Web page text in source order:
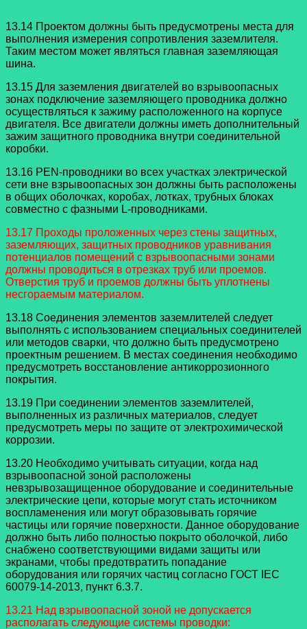
13.14 Проектом должны быть предусмотрены места для
выполнения измерения сопротивления заземлителя.
Таким местом может являться главная заземляющая
шина.
13.15 Для заземления двигателей во взрывоопасных
зонах подключение заземляющего проводника должно
осуществляться к зажиму расположенного на корпусе
двигателя. Все двигатели должны иметь дополнительный
зажим защитного проводника внутри соединительной
коробки.
13.16 PEN-проводники во всех участках электрической
сети вне взрывоопасных зон должны быть расположены
в общих оболочках, коробах, лотках, трубных блоках
совместно с фазными L-проводниками.
13.17 Проходы проложенных через стены защитных,
заземляющих, защитных проводников уравнивания
потенциалов помещений с взрывоопасными зонами
должны проводиться в отрезках труб или проемов.
Отверстия труб и проемов должны быть уплотнены
несгораемым материалом.
13.18 Соединения элементов заземлителей следует
выполнять с использованием специальных соединителей
или методов сварки, что должно быть предусмотрено
проектным решением. В местах соединения необходимо
предусмотреть восстановление антикоррозионного
покрытия.
13.19 При соединении элементов заземлителей,
выполненных из различных материалов, следует
предусмотреть меры по защите от электрохимической
коррозии.
13.20 Необходимо учитывать ситуации, когда над
взрывоопасной зоной расположены
невзрывозащищенное оборудование и соединительные
электрические цепи, которые могут стать источником
воспламенения или могут образовывать горячие
частицы или горячие поверхности. Данное оборудование
должно быть либо полностью покрыто оболочкой, либо
снабжено соответствующими видами защиты или
экранами, чтобы предотвратить попадание
оборудования или горячих частиц согласно ГОСТ IEC
60079-14-2013, пункт 6.3.7.
13.21 Над взрывоопасной зоной не допускается
располагать следующие системы проводки: